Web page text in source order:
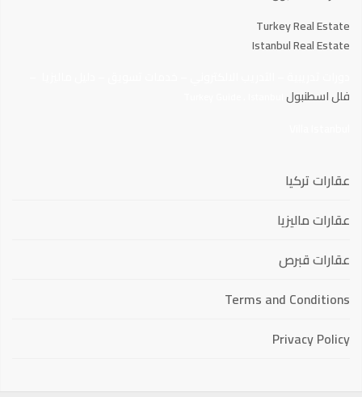
Turkey Real Estate
Istanbul Real Estate
فلل اسطنبول
عقارات تركيا
عقارات ماليزيا
عقارات قبرص
Terms and Conditions
Privacy Policy